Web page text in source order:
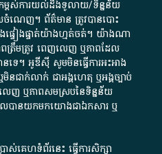
ម្ពស់​ការ​យល់​ដឹង​ទូលាយ​/​ទិន្នន័យ​
ណេញ​។​ ព័ត៌មាន​ ត្រូវ​បាន​បោះ
ង​ផ្ទៀងផ្ទាត់​យ៉ាង​ហ្មត់ចត់​។​ យ៉ាងណា​
ត្រឹមត្រូវ​ ពេញលេញ​ ឬ​ភាព​ដែល​
ន​ទេ​។​ អូ​ឌី​ស៊ី​ សូម​មិន​ធ្វើការ​អះអាង​
ន​ជាក់លាក់​ ជា​អង្គហេតុ​ ឬ​អង្គច្បាប់​
លេញ​ ឬ​ភាព​សម​ស្រប​នៃ​ទិន្នន័យ​
ល​បាន​យក​មក​យោង​ជា​ឯកសារ​ ឬ​
ស់គេហទំព័រនេះ ធ្វើការសិក្សា